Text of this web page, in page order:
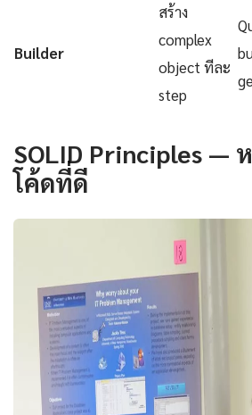
Builder
สร้าง
complex
object ทีละ
step
SOLID Principles —
โค้ดที่ดี